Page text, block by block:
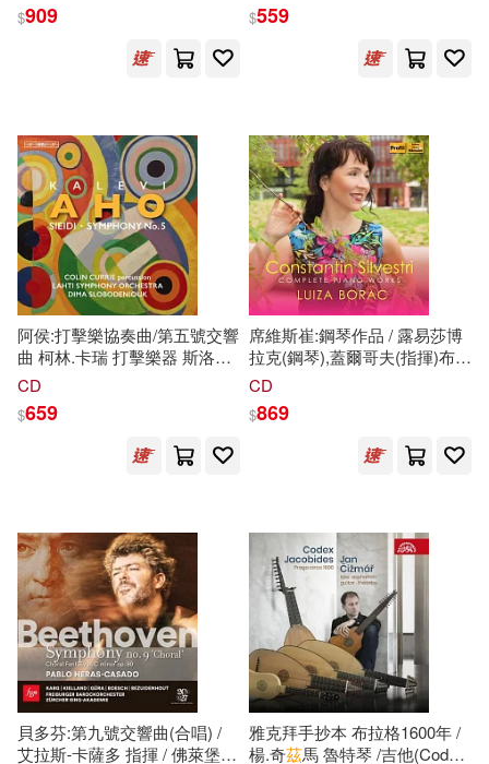
電子書(4043) 禮物卡(25)
碧依ぺき(50) 藍旗左衽(47)
國立臺灣博物館(45)
聖經資源中心(45) 護玄(44)
(美)埃里克森(42)
博士研究生入學考試輔導用書編審
小牛頓科學教育有限公司編輯團隊
（法）羅曼·羅蘭(36)
博士研究生入學考試命題研究組(3
中國人民大學出版社(511)
人民郵電出版社(479)
Linfair Records Limited(474)
中國社會科學出版社(445)
時報出版(419)
KADOKAWA(388)
悅文社(384)
warner music(383)
一個月內上市新品(882)
本週上市新品(152)
電子書 (可複選)
適合手機平板閱讀(2338)
適合平板閱讀(1701)
免費電子書(91)
其他 (可複選)
現在可購買商品(38624)
(Meyerbeer:Romilda e
Costanza / Acocella
(conductor) / Passionart
$909 $559
阿侯:打擊樂協奏曲/第五號交響
曲 柯林.卡瑞 打擊樂器 斯洛波
德紐
Symphony No.5)
CD
$659
席維斯崔:鋼琴作品 / 露易莎博
拉克(鋼琴),蓋爾哥夫(指揮)布加
勒斯特國家廣播管弦樂團
Radio Orchestra Bucharest)
CD
$869
貝多芬:第九號交響曲(合唱) /
艾拉斯-卡薩多 指揮 / 佛萊堡巴
雅克拜手抄本 布拉格1600年 /
楊.奇茲馬 魯特琴 /吉他(Codex